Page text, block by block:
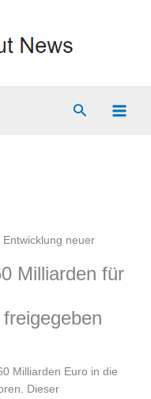
Suchen
neuer
Milliarden für
Milliarden Euro in die
Dieser